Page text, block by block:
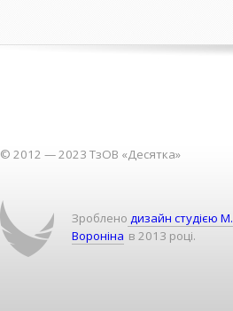
© 2012 — 2023 ТзОВ «Десятка»
Зроблено дизайн студією М.
Вороніна в 2013 році.